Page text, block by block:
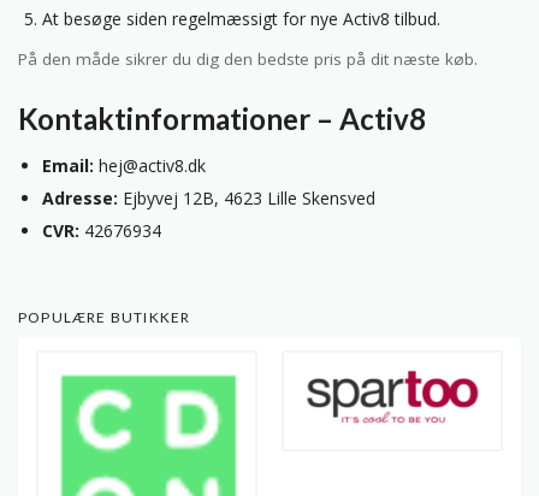
At besøge siden regelmæssigt for nye Activ8 tilbud.
På den måde sikrer du dig den bedste pris på dit næste køb.
Kontaktinformationer – Activ8
Email: hej@activ8.dk
Adresse: Ejbyvej 12B, 4623 Lille Skensved
CVR: 42676934
POPULÆRE BUTIKKER